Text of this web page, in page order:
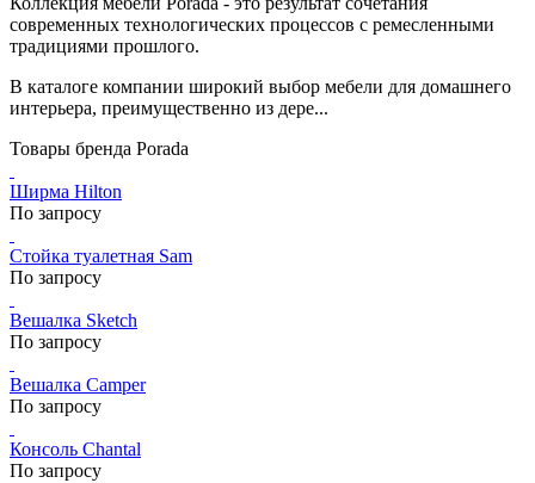
современных технологических процессов с ремесленными
традициями прошлого.
В каталоге компании широкий выбор мебели для домашнего
интерьера, преимущественно из дере...
Товары бренда Porada
Ширма Hilton
По запросу
Стойка туалетная Sam
По запросу
Вешалка Sketch
По запросу
Вешалка Camper
По запросу
Консоль Chantal
По запросу